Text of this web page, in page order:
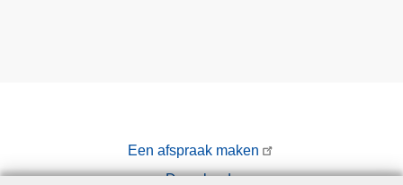
Een afspraak maken
Downloads